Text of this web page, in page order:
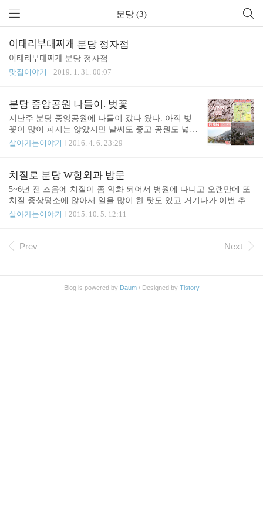
분당 (3)
이태리부대찌개 분당 정자점
이태리부대찌개 분당 정자점
맛집이야기
2019. 1. 31. 00:07
분당 중앙공원 나들이. 벚꽃
지난주 분당 중앙공원에 나들이 갔다 왔다. 아직 벚
꽃이 많이 피지는 않았지만 날씨도 좋고 공원도 넓고
좋았다. 분당 중앙공원은 처음인데 페이스북에 공유
k.com/junho85/posts/10206233005120632?pnref=story
아래와 같이 사진과 지도로 설명해 주고 있다. 지난
주 토요일에 네이버 그린팩토리 결혼식이 있어서 갔
다가 분당 중앙공원으로 갔다. 벚꽃이 아직 많이 피
진 않았지만 벚꽃 나무를 발견해서 사진을 찍어 보았
도 피었다. 커다란 정자도 있고 분수도 있고 좋구나
껄렁한 자세의 첫째 먹보 둘째 종종 나들이 와..
살아가는이야기 2016. 4. 6. 23:29
치질로 분당 W항외과 방문
5~6년 전 즈음에 치질이 좀 악화 되어서 병원에 다니고 오랜만에 또
치질 증상평소에 앉아서 일을 많이 한 탓도 있고 거기다가 이번 추석
에 반나절 이상 운전을 하고 변을 제때 못보는 등 여러 복합 상황으
가까운 곳이 있을 것도 같지만 대충 집과 회사 사이즈음에 있는 분당
리고 변을 오래 보는 습관이 있음.ㄴ 과민성대장인 경우 매운음식이
살아가는이야기 2015. 10. 5. 12:11
Prev Next
Blog is powered by Daum/ Designed by Tistory